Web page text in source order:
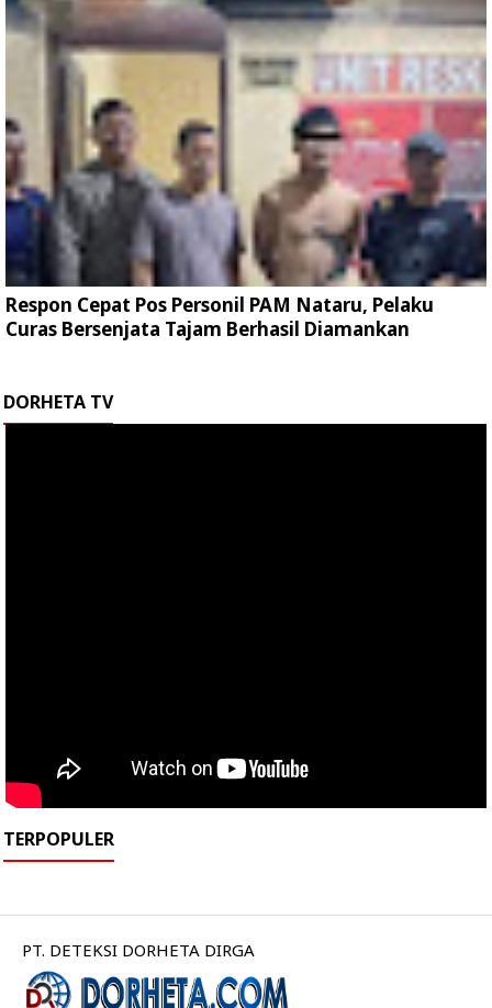
Respon Cepat Pos Personil PAM Nataru, Pelaku
Curas Bersenjata Tajam Berhasil Diamankan
DORHETA TV
TERPOPULER
PT. DETEKSI DORHETA DIRGA